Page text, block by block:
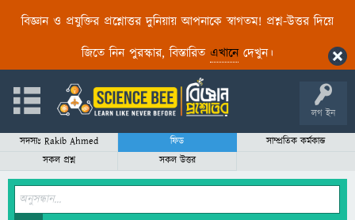
বিজ্ঞান ও প্রযুক্তির প্রশ্নোত্তর দুনিয়ায় আপনাকে স্বাগতম! প্রশ্ন-উত্তর দিয়ে
জিতে নিন পুরস্কার, বিস্তারিত এখানেদেখুন।
লগ ইন
সদস্যঃ Rakib Ahmed ফিড
সাম্প্রতিক কর্মকান্ড
সকল প্রশ্ন
সকল উত্তর